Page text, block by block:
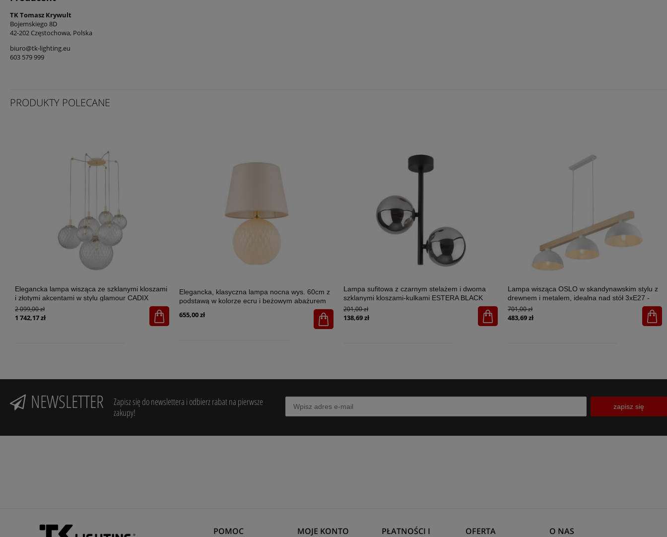
TK Tomasz Krywult
Bojemskiego 8D
42-202 Częstochowa, Polska
biuro@tk-lighting.eu
603 579 999
PRODUKTY POLECANE
Elegancka lampa wisząca ze szklanymi kloszami
i złotymi akcentami w stylu glamour CADIX
GOLD 7xG9 - 4608
2 099,00 zł
1 742,17 zł
Elegancka, klasyczna lampa nocna wys. 60cm z
podstawą w kolorze ecru i beżowym abażurem
655,00 zł
Lampa sufitowa z czarnym stelażem i dwoma
szklanymi kloszami-kulkami ESTERA BLACK
2xG9 - 6706
201,00 zł
138,69 zł
Lampa wisząca OSLO w skandynawskim stylu z
drewnem i metalem, idealna nad stół 3xE27 -
4712
701,00 zł
483,69 zł
NEWSLETTER
Zapisz się do newslettera i odbierz rabat na pierwsze
zakupy!
zapisz się
POMOC MOJE KONTO
PŁATNOŚCI I
OFERTA O NAS